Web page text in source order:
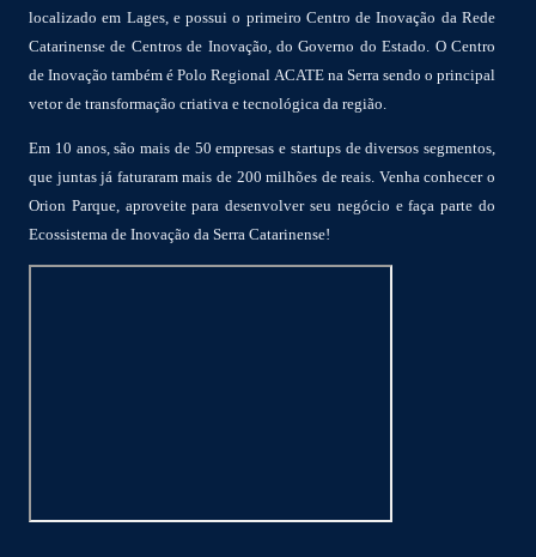
localizado em Lages, e possui o primeiro Centro de Inovação da Rede
Catarinense de Centros de Inovação, do Governo do Estado. O Centro
de Inovação também é Polo Regional ACATE na Serra sendo o principal
vetor de transformação criativa e tecnológica da região.
Em 10 anos, são mais de 50 empresas e startups de diversos segmentos,
que juntas já faturaram mais de 200 milhões de reais. Venha conhecer o
Orion Parque, aproveite para desenvolver seu negócio e faça parte do
Ecossistema de Inovação da Serra Catarinense!